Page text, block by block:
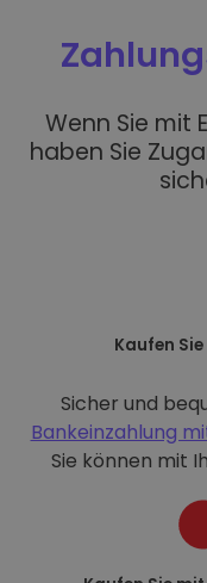
Wenn Sie mit
haben Sie
Kaufen
Sicher und
Bankeinzahlung
Sie können mit